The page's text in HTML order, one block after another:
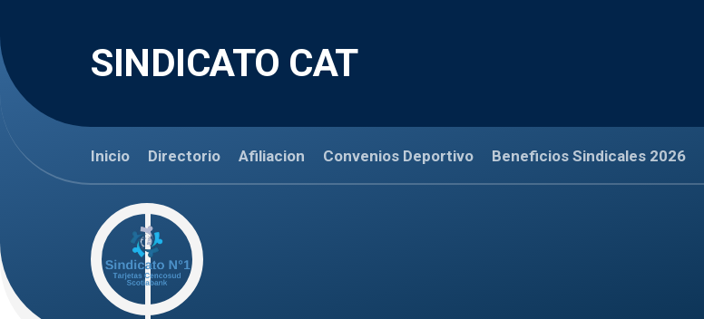
content
SINDICATO CAT
Inicio Directorio Afiliacion Convenios Deportivo Beneficios Sindicales 2026